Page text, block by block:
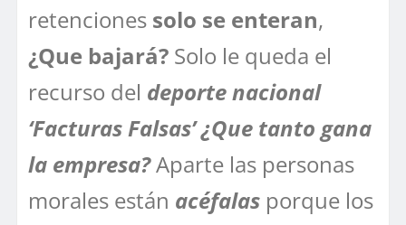
retenciones solo se enteran,
¿Que bajará? Solo le queda el
recurso del deporte nacional
‘Facturas Falsas’¿Que tanto gana
la empresa?Aparte las personas
morales están acéfalas porque los